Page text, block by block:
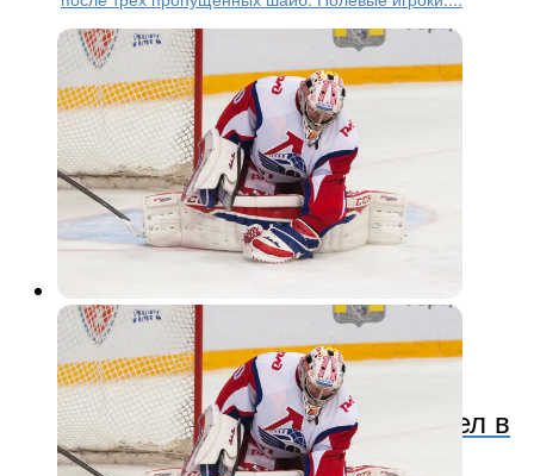
КХЛ11 лет назад
Сейв Виталия Колесника вошел в
Топ-10 по итогам недели